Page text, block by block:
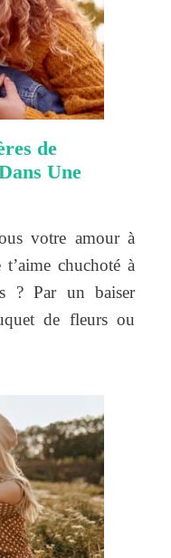
de
Une
votre amour à
chuchoté à
? Par un baiser
de fleurs ou